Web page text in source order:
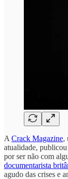
A Crack Magazine,
atualidade, publicou
por ser não com
documentarista
agudo das crises e